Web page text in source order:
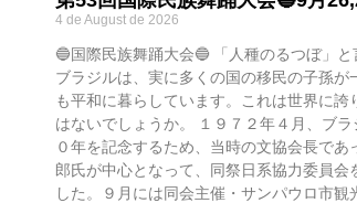
4 de August de 2026
🔵国際民族舞踊大会🔵 「人種のるつぼ」と
ブラジルは、実に多くの国の移民の子孫が
も平和に暮らしています。これは世界に誇
はないでしょうか。 １９７２年４月、ブラ
０年を記念するため、当時の文協会長であ
郎氏が中心となって、同祭日系協力委員会
した。９月には同会主催・サンパウロ市観